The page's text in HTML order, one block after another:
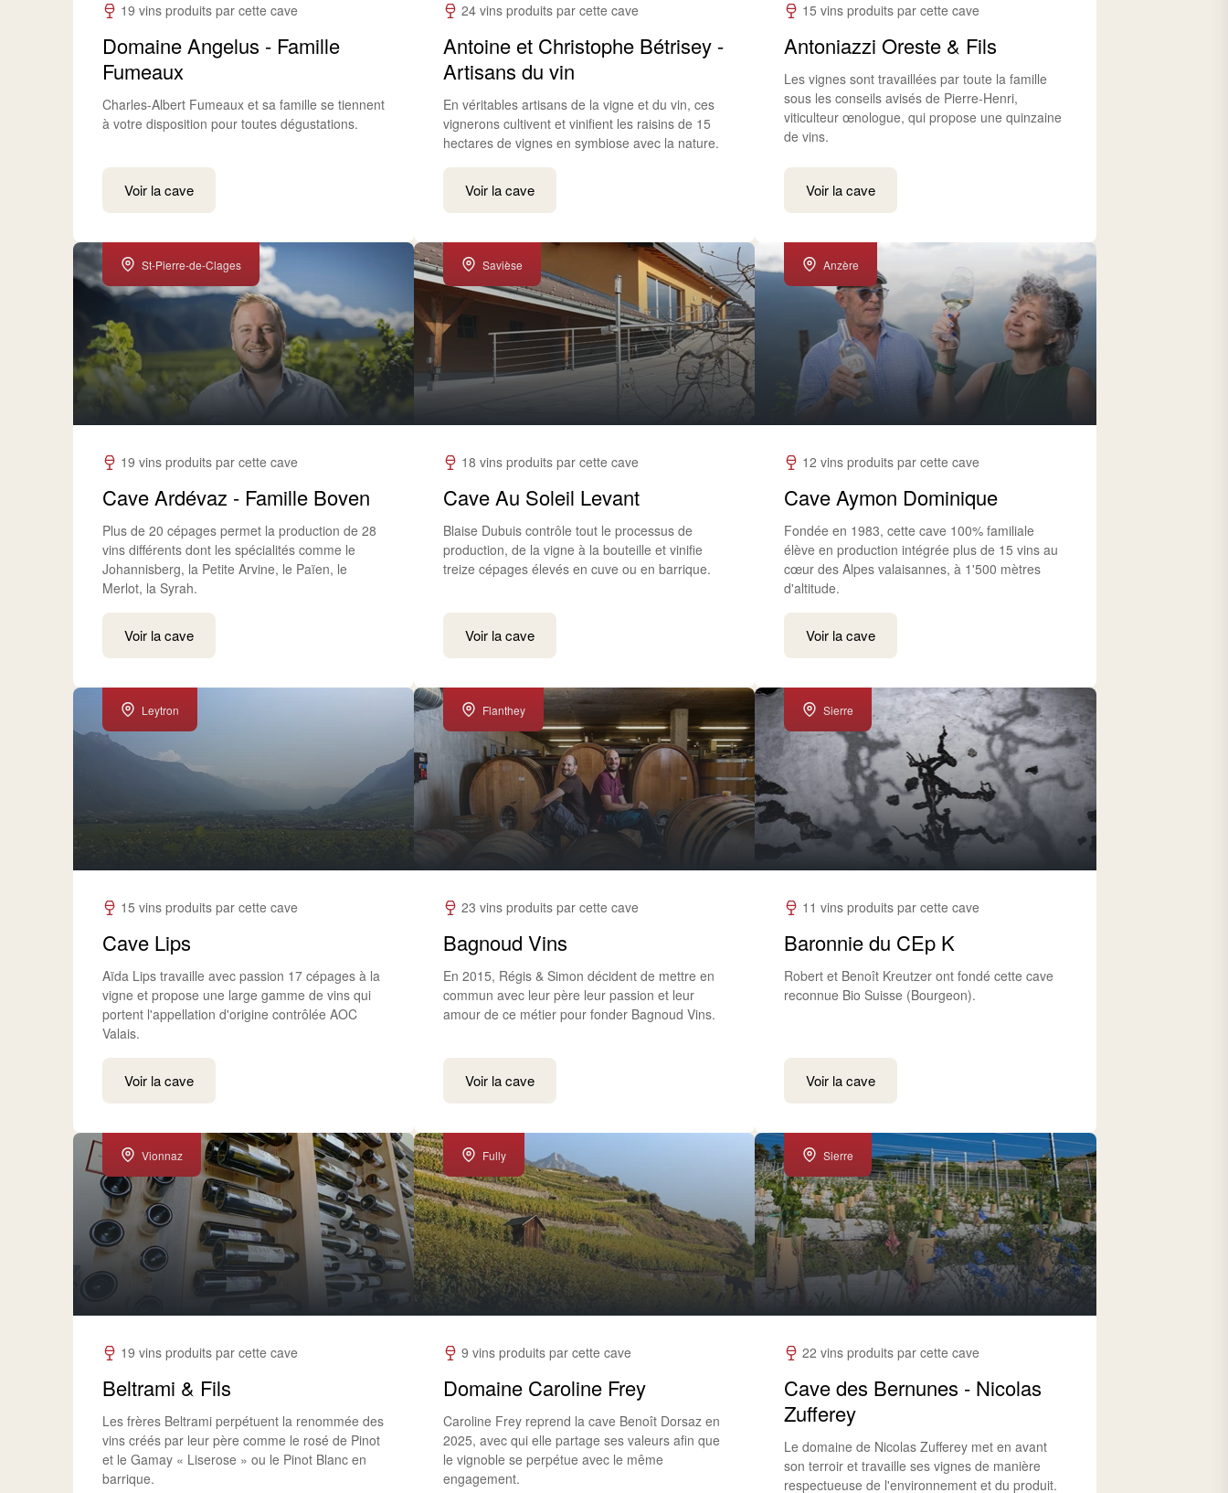
19 vins produits par cette cave
Domaine Angelus - Famille
Fumeaux
Charles-Albert Fumeaux et sa famille se tiennent
à votre disposition pour toutes dégustations.
Voir la cave
24 vins produits par cette cave
Antoine et Christophe Bétrisey -
Artisans du vin
En véritables artisans de la vigne et du vin, ces
vignerons cultivent et vinifient les raisins de 15
hectares de vignes en symbiose avec la nature.
Voir la cave
15 vins produits par cette cave
Antoniazzi Oreste & Fils
Les vignes sont travaillées par toute la famille
sous les conseils avisés de Pierre-Henri,
viticulteur œnologue, qui propose une quinzaine
de vins.
Voir la cave
St-Pierre-de-Clages
19 vins produits par cette cave
Cave Ardévaz - Famille Boven
Plus de 20 cépages permet la production de 28
vins différents dont les spécialités comme le
Johannisberg, la Petite Arvine, le Païen, le
Merlot, la Syrah.
Voir la cave
Savièse
18 vins produits par cette cave
Cave Au Soleil Levant
Blaise Dubuis contrôle tout le processus de
production, de la vigne à la bouteille et vinifie
treize cépages élevés en cuve ou en barrique.
Voir la cave
Anzère
12 vins produits par cette cave
Cave Aymon Dominique
Fondée en 1983, cette cave 100% familiale
élève en production intégrée plus de 15 vins au
cœur des Alpes valaisannes, à 1'500 mètres
d'altitude.
Voir la cave
Leytron
15 vins produits par cette cave
Cave Lips
Aïda Lips travaille avec passion 17 cépages à la
vigne et propose une large gamme de vins qui
portent l'appellation d'origine contrôlée AOC
Valais.
Voir la cave
Flanthey
23 vins produits par cette cave
Bagnoud Vins
En 2015, Régis & Simon décident de mettre en
commun avec leur père leur passion et leur
amour de ce métier pour fonder Bagnoud Vins.
Voir la cave
Sierre
11 vins produits par cette cave
Baronnie du CEp K
Robert et Benoît Kreutzer ont fondé cette cave
reconnue Bio Suisse (Bourgeon).
Voir la cave
Vionnaz
19 vins produits par cette cave
Beltrami & Fils
Les frères Beltrami perpétuent la renommée des
vins créés par leur père comme le rosé de Pinot
et le Gamay « Liserose » ou le Pinot Blanc en
barrique.
Fully
9 vins produits par cette cave
Domaine Caroline Frey
Caroline Frey reprend la cave Benoît Dorsaz en
2025, avec qui elle partage ses valeurs afin que
le vignoble se perpétue avec le même
engagement.
Sierre
22 vins produits par cette cave
Cave des Bernunes - Nicolas
Zufferey
Le domaine de Nicolas Zufferey met en avant
son terroir et travaille ses vignes de manière
respectueuse de l'environnement et du produit.